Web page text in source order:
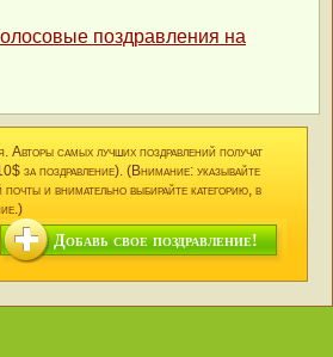
поздравления на
Авторы самых лучших поздравлений получат
за поздравление). (Внимание: указывайте
и внимательно выбирайте категорию, в
Добавь свое поздравление!